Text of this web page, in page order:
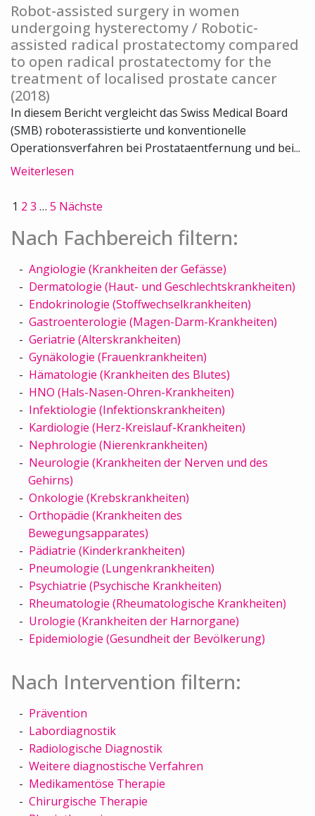
Robot-assisted surgery in women
undergoing hysterectomy / Robotic-
assisted radical prostatectomy compared
to open radical prostatectomy for the
treatment of localised prostate cancer
(2018)
In diesem Bericht vergleicht das Swiss Medical Board
(SMB) roboterassistierte und konventionelle
Operationsverfahren bei Prostataentfernung und bei...
Weiterlesen
1 2 3 … 5 Nächste
Nach Fachbereich filtern:
Angiologie (Krankheiten der Gefässe)
Dermatologie (Haut- und Geschlechtskrankheiten)
Endokrinologie (Stoffwechselkrankheiten)
Gastroenterologie (Magen-Darm-Krankheiten)
Geriatrie (Alterskrankheiten)
Gynäkologie (Frauenkrankheiten)
Hämatologie (Krankheiten des Blutes)
HNO (Hals-Nasen-Ohren-Krankheiten)
Infektiologie (Infektionskrankheiten)
Kardiologie (Herz-Kreislauf-Krankheiten)
Nephrologie (Nierenkrankheiten)
Neurologie (Krankheiten der Nerven und des
Gehirns)
Onkologie (Krebskrankheiten)
Orthopädie (Krankheiten des
Bewegungsapparates)
Pädiatrie (Kinderkrankheiten)
Pneumologie (Lungenkrankheiten)
Psychiatrie (Psychische Krankheiten)
Rheumatologie (Rheumatologische Krankheiten)
Urologie (Krankheiten der Harnorgane)
Epidemiologie (Gesundheit der Bevölkerung)
Nach Intervention filtern:
Prävention
Labordiagnostik
Radiologische Diagnostik
Weitere diagnostische Verfahren
Medikamentöse Therapie
Chirurgische Therapie